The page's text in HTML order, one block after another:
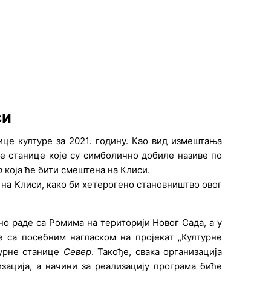
културе за 2021. годину. Као вид измештања
станице које су симболично добиле називе по
која ће бити смештена на Клиси.
Клиси, како би хетерогено становништво овог
раде са Ромима на територији Новог Сада, а у
посебним нагласком на пројекат „Културне
станице Север. Такође, свака организација
а начини за реализацију програма биће